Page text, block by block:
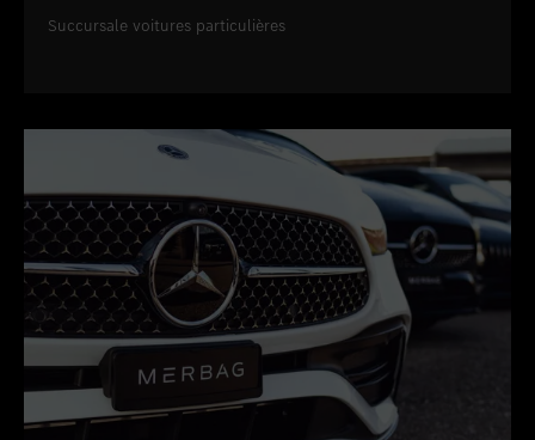
Succursale voitures particulières